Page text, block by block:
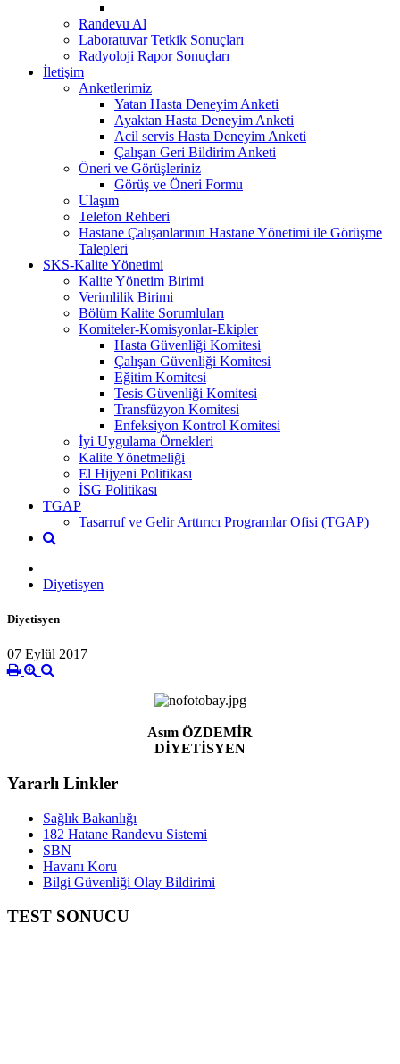
Randevu Al
Laboratuvar Tetkik Sonuçları
Radyoloji Rapor Sonuçları
İletişim
Anketlerimiz
Yatan Hasta Deneyim Anketi
Ayaktan Hasta Deneyim Anketi
Acil servis Hasta Deneyim Anketi
Çalışan Geri Bildirim Anketi
Öneri ve Görüşleriniz
Görüş ve Öneri Formu
Ulaşım
Telefon Rehberi
Hastane Çalışanlarının Hastane Yönetimi ile Görüşme
Talepleri
SKS-Kalite Yönetimi
Kalite Yönetim Birimi
Verimlilik Birimi
Bölüm Kalite Sorumluları
Komiteler-Komisyonlar-Ekipler
Hasta Güvenliği Komitesi
Çalışan Güvenliği Komitesi
Eğitim Komitesi
Tesis Güvenliği Komitesi
Transfüzyon Komitesi
Enfeksiyon Kontrol Komitesi
İyi Uygulama Örnekleri
Kalite Yönetmeliği
El Hijyeni Politikası
İSG Politikası
TGAP
Tasarruf ve Gelir Arttırıcı Programlar Ofisi (TGAP)
Diyetisyen
Diyetisyen
07 Eylül 2017
Asım ÖZDEMİR
DİYETİSYEN
Yararlı Linkler
Sağlık Bakanlığı
182 Hatane Randevu Sistemi
SBN
Havanı Koru
Bilgi Güvenliği Olay Bildirimi
TEST SONUCU